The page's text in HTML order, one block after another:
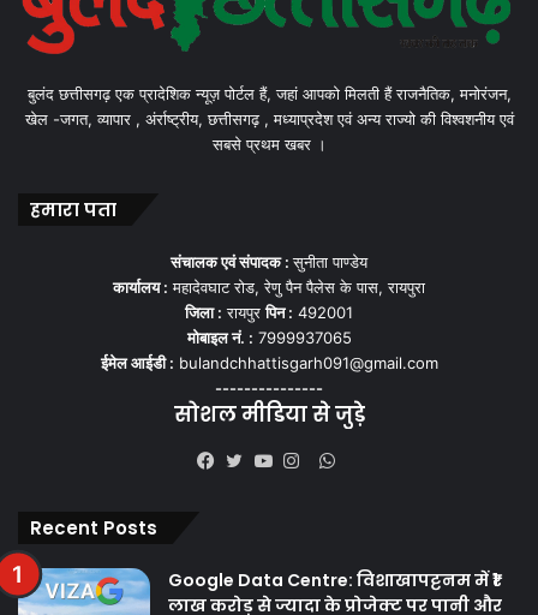
बुलंद छत्तीसगढ़ एक प्रादेशिक न्यूज़ पोर्टल हैं, जहां आपको मिलती हैं राजनैतिक, मनोरंजन,
खेल -जगत, व्यापार , अंर्राष्ट्रीय, छत्तीसगढ़ , मध्याप्रदेश एवं अन्य राज्यो की विश्वशनीय एवं
सबसे प्रथम खबर ।
हमारा पता
संचालक एवं संपादक :सुनीता पाण्डेय
कार्यालय : महादेवघाट रोड, रेणु पैन पैलेस के पास, रायपुरा
जिला : रायपुरपिन : 492001
मोबाइल नं. : 7999937065
ईमेल आईडी : bulandchhattisgarh091@gmail.com
---------------
सोशल मीडिया से जुड़े
WhatsApp
Recent Posts
Google Data Centre: विशाखापट्टनम में ₹1
लाख करोड़ से ज्यादा के प्रोजेक्ट पर पानी और